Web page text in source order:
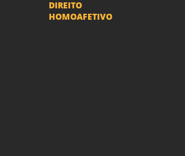
DIREITO
HOMOAFETIVO